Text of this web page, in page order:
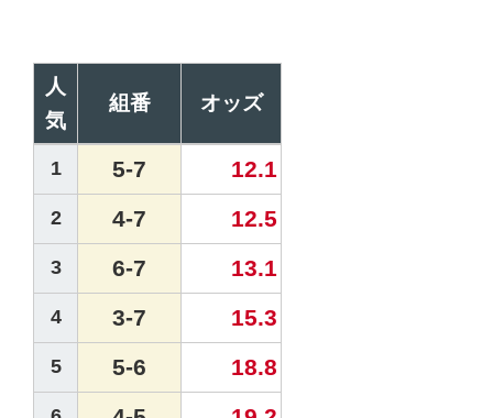
人
気
組番 オッズ
1 5-7 12.1
2 4-7 12.5
3 6-7 13.1
4 3-7 15.3
5 5-6 18.8